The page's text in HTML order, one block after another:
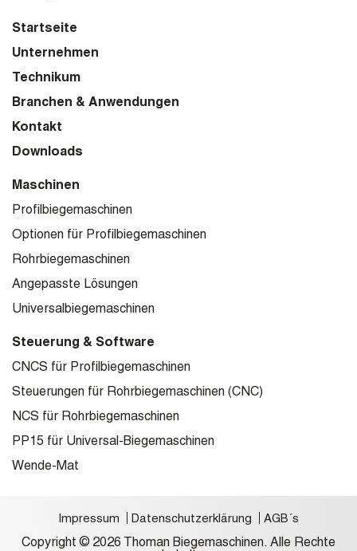
Startseite
Unternehmen
Technikum
Branchen & Anwendungen
Kontakt
Downloads
Maschinen
Profilbiegemaschinen
Optionen für Profilbiegemaschinen
Rohrbiegemaschinen
Angepasste Lösungen
Universalbiegemaschinen
Steuerung & Software
CNCS für Profilbiegemaschinen
Steuerungen für Rohrbiegemaschinen (CNC)
NCS für Rohrbiegemaschinen
PP15 für Universal-Biegemaschinen
Wende-Mat
Copyright © 2026 Thoman Biegemaschinen. Alle Rechte
Impressum Datenschutzerklärung AGB´s